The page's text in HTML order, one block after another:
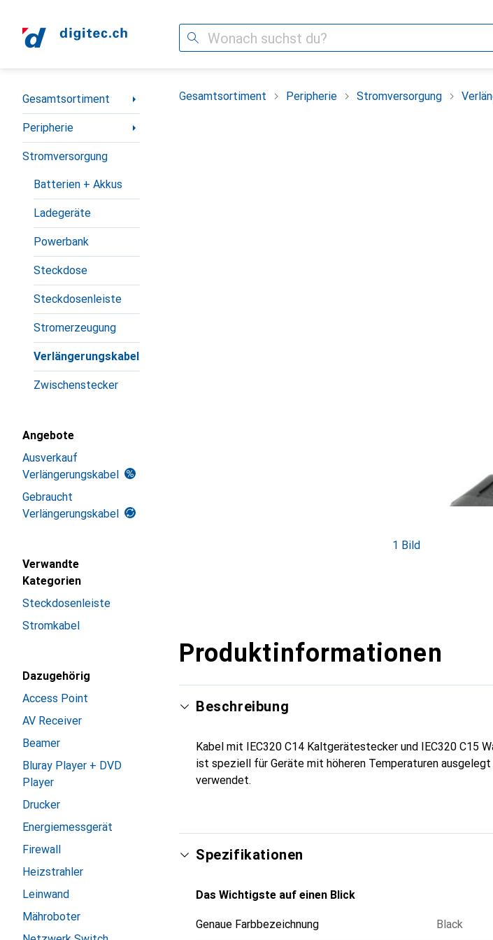
Suche
Navigation nach Kategorien
Gesamtsortiment
Peripherie
Stromversorgung
Batterien + Akkus
Ladegeräte
Powerbank
Steckdose
Steckdosenleiste
Stromerzeugung
Verlängerungskabel
Zwischenstecker
Angebote
Ausverkauf
Verlängerungskabel
Gebraucht
Verlängerungskabel
Verwandte
Kategorien
Steckdosenleiste
Stromkabel
Dazugehörig
Access Point
AV Receiver
Beamer
Bluray Player + DVD
Player
Drucker
Energiemessgerät
Firewall
Heizstrahler
Leinwand
Mähroboter
Gesamtsortiment Peripherie Stromversorgung
1 Bild
Produktinformationen
Beschreibung
Kabel mit IEC320 C14 Kaltgerätestecker und IEC320 C15
ist speziell für Geräte mit höheren Temperaturen
verwendet.
Spezifikationen
Das Wichtigste auf einen Blick
Genaue Farbbezeichnung Black